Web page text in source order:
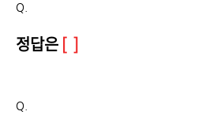
Q.
정답은 [ ]
Q.